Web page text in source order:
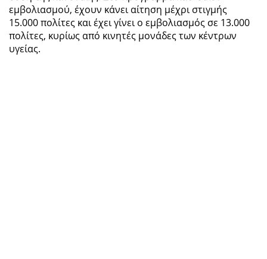
εμβολιασμού, έχουν κάνει αίτηση μέχρι στιγμής
15.000 πολίτες και έχει γίνει ο εμβολιασμός σε 13.000
πολίτες, κυρίως από κινητές μονάδες των κέντρων
υγείας.